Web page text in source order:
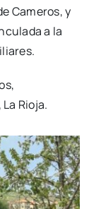
Cameros, y
a la
Rioja.